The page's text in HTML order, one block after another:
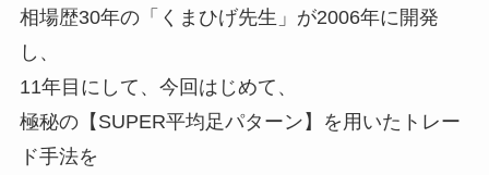
相場歴30年の「くまひげ先生」が2006年に開発
し、
11年目にして、今回はじめて、
極秘の【SUPER平均足パターン】を用いたトレー
ド手法を